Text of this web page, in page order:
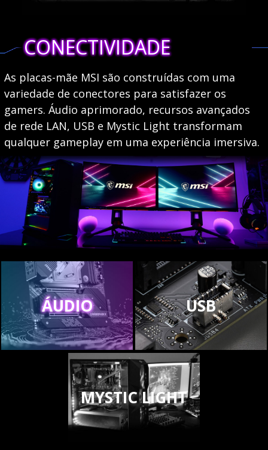
CONECTIVIDADE
As placas-mãe MSI são construídas com uma
variedade de conectores para satisfazer os
gamers. Áudio aprimorado, recursos avançados
de rede LAN, USB e Mystic Light transformam
qualquer gameplay em uma experiência imersiva.
ÁUDIO USB
MYSTIC LIGHT